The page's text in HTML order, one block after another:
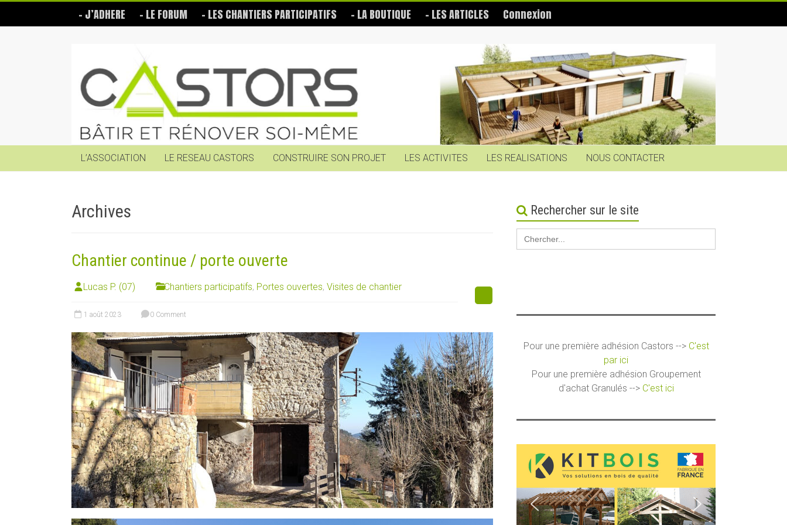
content
– J’ADHERE – LE FORUM – LES CHANTIERS PARTICIPATIFS – LA BOUTIQUE – LES ARTICLES Connexion
Castors
Bâtir
soi-
même
L’ASSOCIATION
LE RESEAU CASTORS CONSTRUIRE SON PROJET LES ACTIVITES LES REALISATIONS NOUS CONTACTER
Archives
Chantier continue / porte ouverte
Lucas P. (07) Chantiers participatifs, Portes ouvertes, Visites de chantier
1 août 2023 0 Comment
Rechercher sur le site
Search
for:
Pour une première adhésion Castors --> C'est
par ici
Pour une première adhésion Groupement
d'achat Granulés --> C'est ici